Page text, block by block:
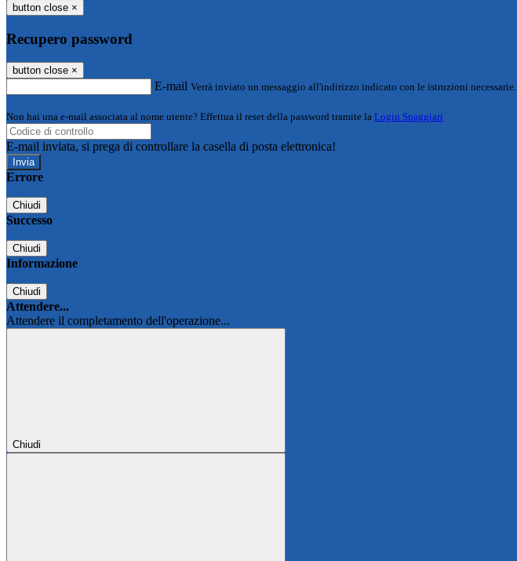
button close ×
Recupero password
button close ×
E-mail Verrà inviato un messaggio all'indirizzo indicato con le istruzioni necessarie.
Non hai una e-mail associata al nome utente? Effettua il reset della password tramite la Login Spaggiari
E-mail inviata, si prega di controllare la casella di posta elettronica!
Errore
Chiudi
Successo
Chiudi
Informazione
Chiudi
Attendere...
Attendere il completamento dell'operazione...
Chiudi